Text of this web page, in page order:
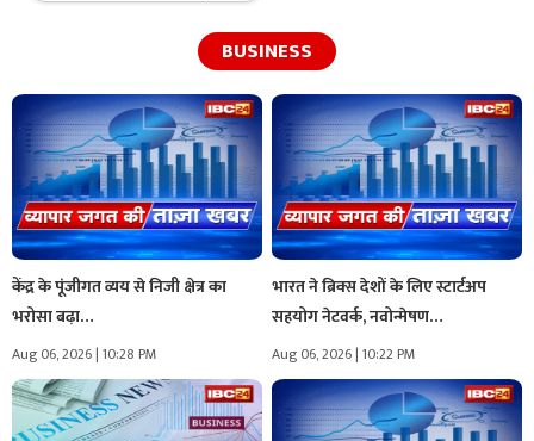
BUSINESS
केंद्र के पूंजीगत व्यय से निजी क्षेत्र का
भरोसा बढ़ा…
Aug 06, 2026 | 10:28 PM
भारत ने ब्रिक्स देशों के लिए स्टार्टअप
सहयोग नेटवर्क, नवोन्मेषण…
Aug 06, 2026 | 10:22 PM